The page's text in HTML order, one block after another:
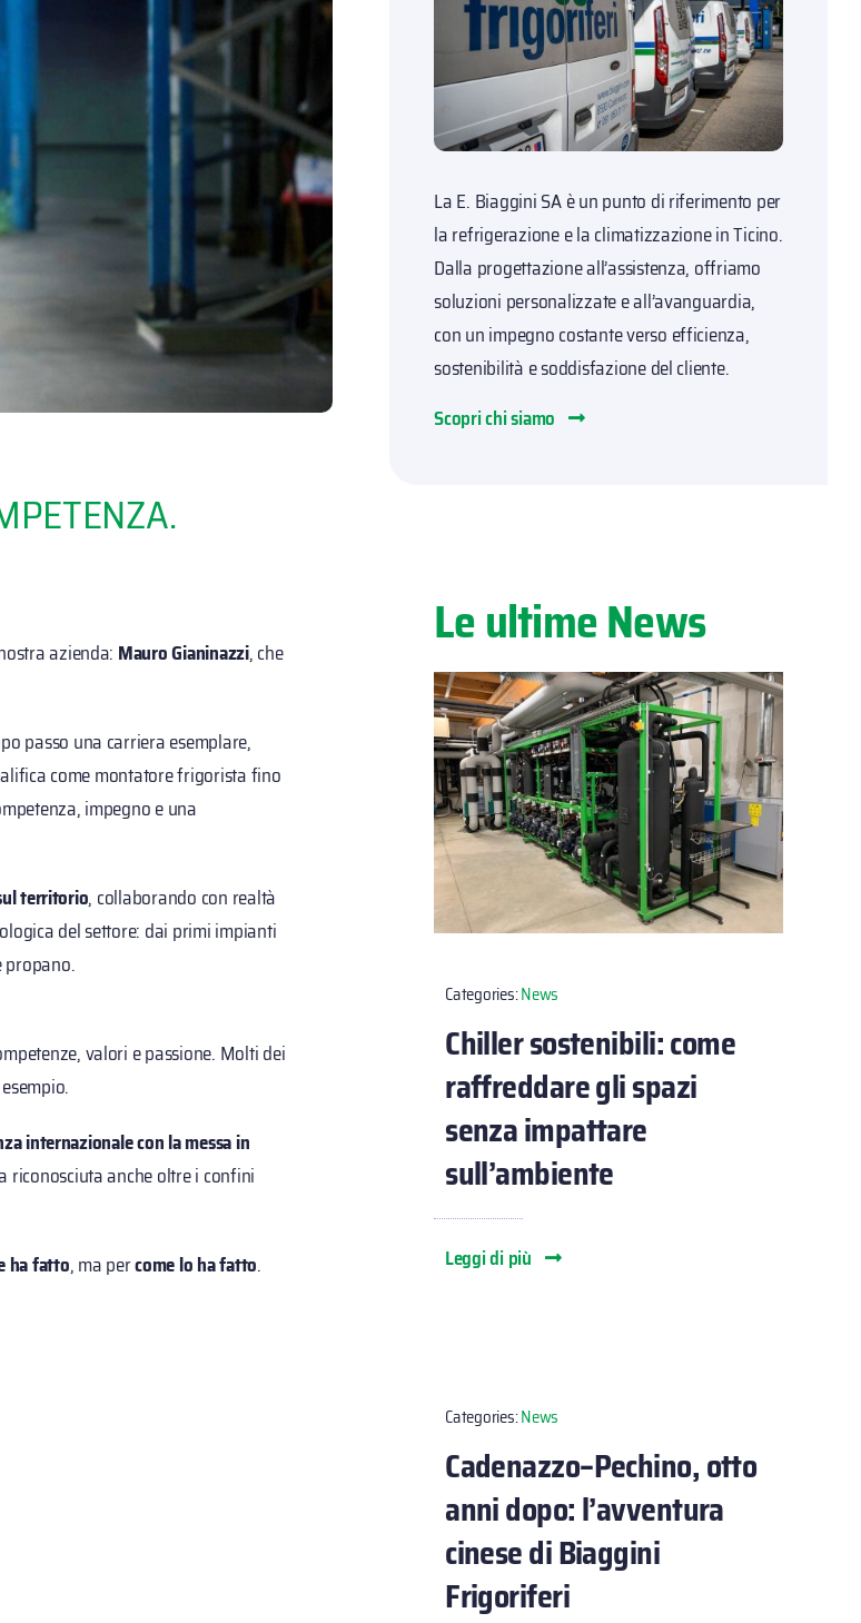
azienda: Mauro Gianinazzi, che
passo una carriera esemplare,
come montatore frigorista fino
impegno e una
territorio, collaborando con realtà
del settore: dai primi impianti
propano.
valori e passione. Molti dei
internazionale con la messa in
anche oltre i confini
ha fatto, ma percome lo ha fatto.
La E. Biaggini SA è un punto di riferimento per
la refrigerazione e la climatizzazione in Ticino.
Dalla progettazione all’assistenza, offriamo
soluzioni personalizzate e all’avanguardia,
con un impegno costante verso efficienza,
sostenibilità e soddisfazione del cliente.
Scopri chi siamo
Le ultime News
Categories:News
Chiller sostenibili: come
raffreddare gli spazi
senza impattare
sull’ambiente
Leggi di più
Categories:News
Cadenazzo–Pechino, otto
anni dopo: l’avventura
cinese di Biaggini
Frigoriferi